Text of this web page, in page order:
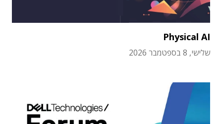
Physical AI
שלישי, 8 בספטמבר 2026